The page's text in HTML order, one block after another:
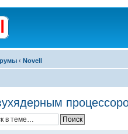
‹ Novell